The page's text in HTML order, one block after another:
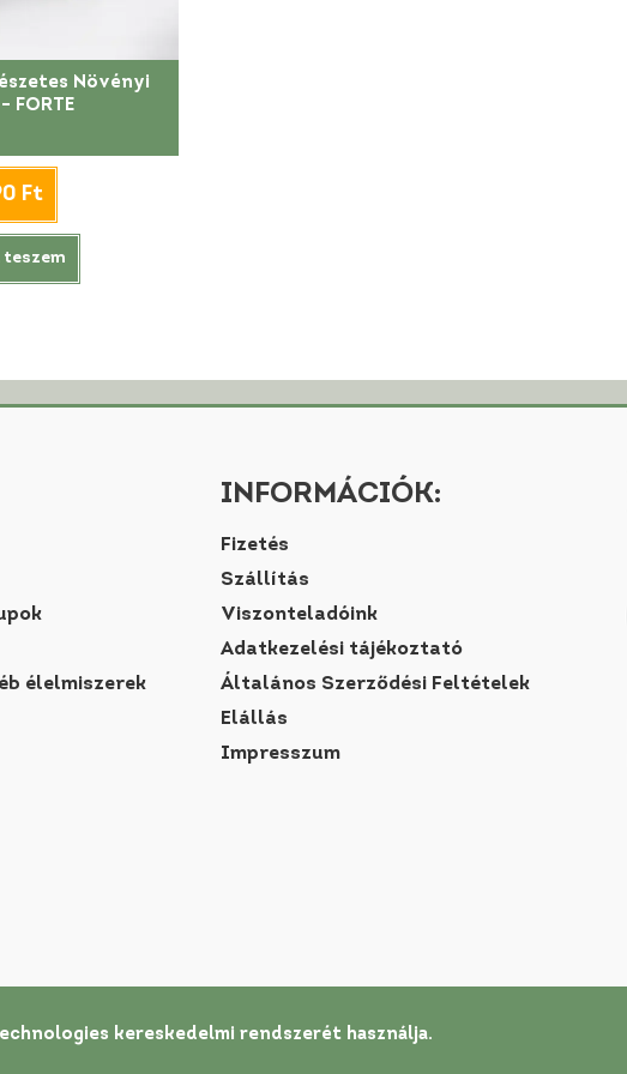
Növényi
FORTE
Ft
teszem
élelmiszerek
INFORMÁCIÓK:
Fizetés
Szállítás
Viszonteladóink
Adatkezelési tájékoztató
Általános Szerződési Feltételek
Elállás
Impresszum
kereskedelmi rendszerét használja.